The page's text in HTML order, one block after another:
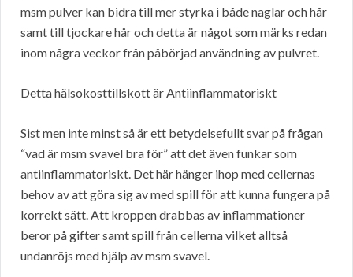
msm pulver kan bidra till mer styrka i både naglar och hår
samt till tjockare hår och detta är något som märks redan
inom några veckor från påbörjad användning av pulvret.
Detta hälsokosttillskott är Antiinflammatoriskt
Sist men inte minst så är ett betydelsefullt svar på frågan
“vad är msm svavel bra för” att det även funkar som
antiinflammatoriskt. Det här hänger ihop med cellernas
behov av att göra sig av med spill för att kunna fungera på
korrekt sätt. Att kroppen drabbas av inflammationer
beror på gifter samt spill från cellerna vilket alltså
undanröjs med hjälp av msm svavel.